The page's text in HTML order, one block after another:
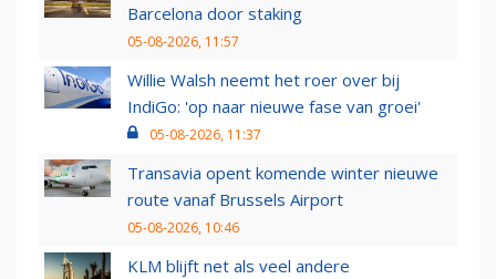
Barcelona door staking
05-08-2026, 11:57
Willie Walsh neemt het roer over bij
IndiGo: 'op naar nieuwe fase van groei'
05-08-2026, 11:37
Transavia opent komende winter nieuwe
route vanaf Brussels Airport
05-08-2026, 10:46
KLM blijft net als veel andere